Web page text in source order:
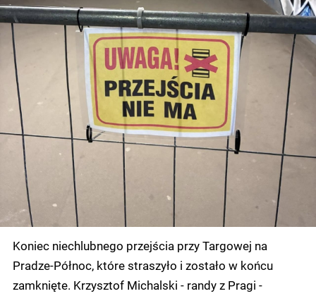
Koniec niechlubnego przejścia przy Targowej na
Pradze-Północ, które straszyło i zostało w końcu
zamknięte. Krzysztof Michalski - randy z Pragi -